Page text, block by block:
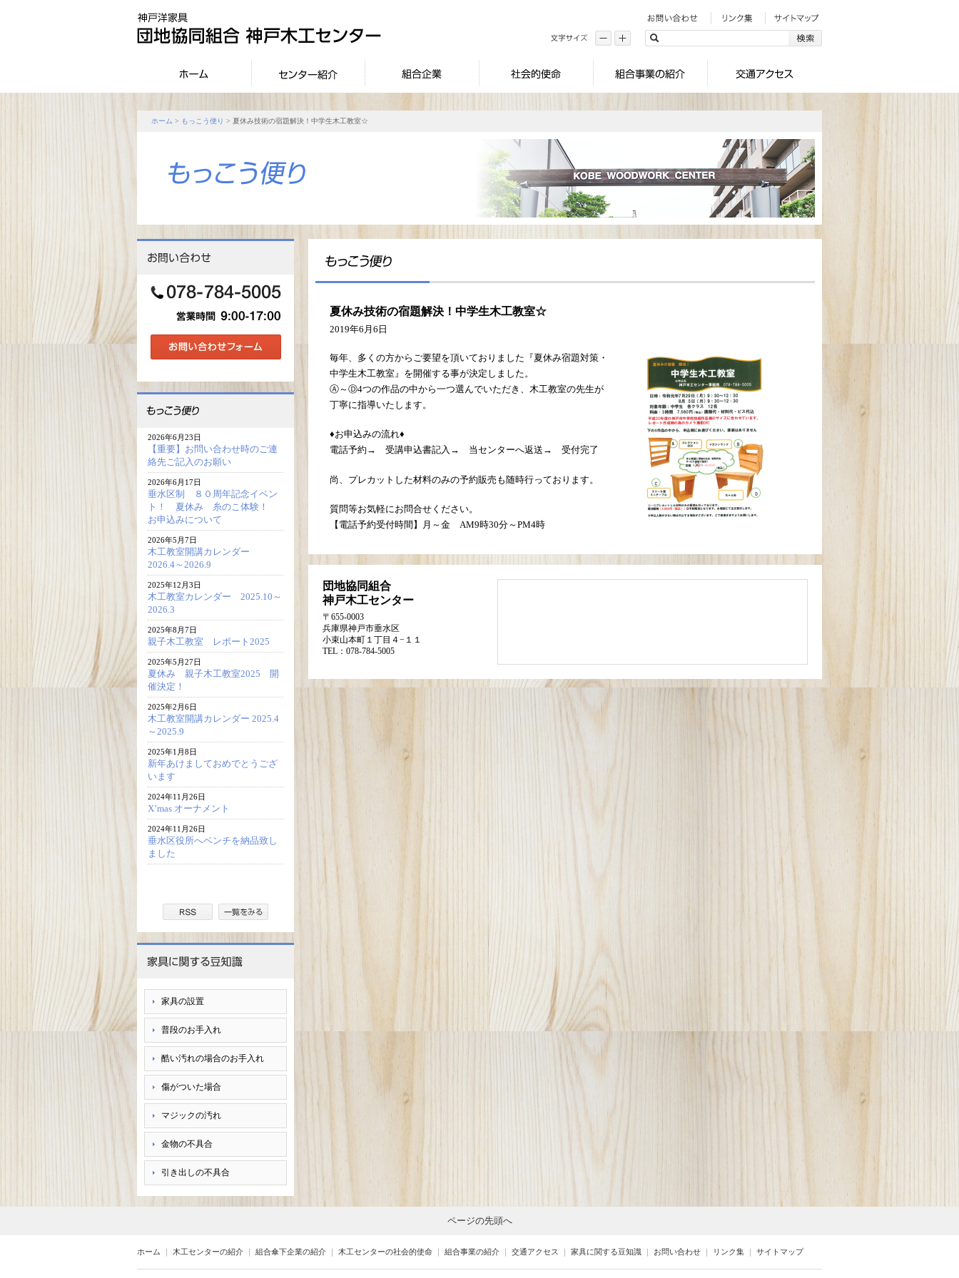
ホーム > もっこう便り > 夏休み技術の宿題解決！中学生木工教室☆
夏休み技術の宿題解決！中学生木工教室☆
2019年6月6日
毎年、多くの方からご要望を頂いておりました『夏休み宿題対策・
中学生木工教室』を開催する事が決定しました。
Ⓐ～Ⓓ4つの作品の中から一つ選んでいただき、木工教室の先生が
丁寧に指導いたします。
♦お申込みの流れ♦
電話予約→ 受講申込書記入→ 当センターへ返送→ 受付完了
尚、プレカットした材料のみの予約販売も随時行っております。
質問等お気軽にお問合せください。
【電話予約受付時間】月～金 AM9時30分～PM4時
団地協同組合
神戸木工センター
〒655-0003
兵庫県神戸市垂水区
小束山本町１丁目４−１１
TEL：078-784-5005
2026年6月23日
【重要】お問い合わせ時のご連
絡先ご記入のお願い
2026年6月17日
垂水区制 ８０周年記念イベン
ト！ 夏休み 糸のこ体験！
お申込みについて
2026年5月7日
木工教室開講カレンダー
2026.4～2026.9
2025年12月3日
木工教室カレンダー 2025.10～
2026.3
2025年8月7日
親子木工教室 レポート2025
2025年5月27日
夏休み 親子木工教室2025 開
催決定！
2025年2月6日
木工教室開講カレンダー 2025.4
～2025.9
2025年1月8日
新年あけましておめでとうござ
います
2024年11月26日
X’mas オーナメント
2024年11月26日
垂水区役所へベンチを納品致し
ました
家具の設置
普段のお手入れ
酷い汚れの場合のお手入れ
傷がついた場合
マジックの汚れ
金物の不具合
引き出しの不具合
ページの先頭へ
ホーム ｜ 木工センターの紹介 ｜ 組合傘下企業の紹介 ｜ 木工センターの社会的使命 ｜ 組合事業の紹介 ｜ 交通アクセス ｜ 家具に関する豆知識 ｜ お問い合わせ ｜ リンク集 ｜ サイトマップ